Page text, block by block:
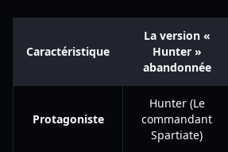
Caractéristique
La version «
Hunter »
abandonnée
Protagoniste
Hunter (Le
commandant
Spartiate)